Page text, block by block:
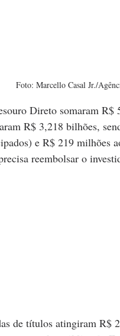
Foto: Marcello Casal Jr./
Direto somaram R$
R$ 3,218 bilhões,
e R$ 219 milhões
reembolsar o
de títulos atingiram R$